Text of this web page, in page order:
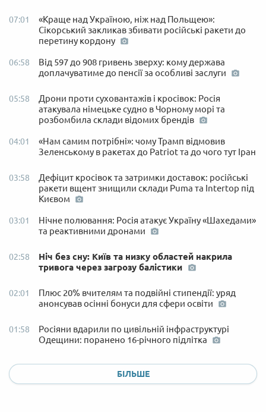
07:01
«Краще над Україною, ніж над Польщею»:
Сікорський закликав збивати російські ракети до
перетину кордону
06:58
Від 597 до 908 гривень зверху: кому держава
доплачуватиме до пенсії за особливі заслуги
05:58
Дрони проти суховантажів і кросівок: Росія
атакувала німецьке судно в Чорному морі та
розбомбила склади відомих брендів
04:01
«Нам самим потрібні»: чому Трамп відмовив
Зеленському в ракетах до Patriot та до чого тут Іран
03:58
Дефіцит кросівок та затримки доставок: російські
ракети вщент знищили склади Puma та Intertop під
Києвом
03:01
Нічне полювання: Росія атакує Україну «Шахедами»
та реактивними дронами
02:58
Ніч без сну: Київ та низку областей накрила
тривога через загрозу балістики
02:01
Плюс 20% вчителям та подвійні стипендії: уряд
анонсував осінні бонуси для сфери освіти
01:58
Росіяни вдарили по цивільній інфраструктурі
Одещини: поранено 16-річного підлітка
БІЛЬШЕ